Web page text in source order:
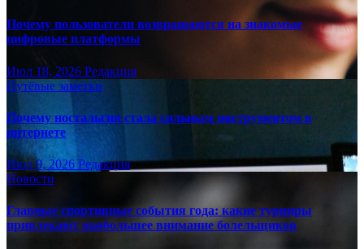
Почему пользователи возвращаются на знакомые
цифровые платформы
Июл 18, 2026 Редакция
Путёвые заметки
Почему ностальгия стала сильным инструментом в
интернете
Июл 9, 2026 Редакция
Новости
Главные спортивные события года: какие турниры
привлекают наибольшее внимание болельщиков